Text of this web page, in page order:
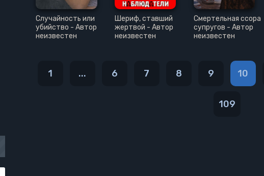
Случайность или
убийство - Автор
неизвестен
Шериф, ставший
жертвой - Автор
неизвестен
Смертельная ссора
супругов - Автор
неизвестен
1 ... 6 7 8 9 10
109